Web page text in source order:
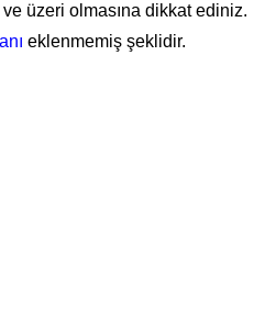
üzeri olmasına dikkat ediniz.
eklenmemiş şeklidir.